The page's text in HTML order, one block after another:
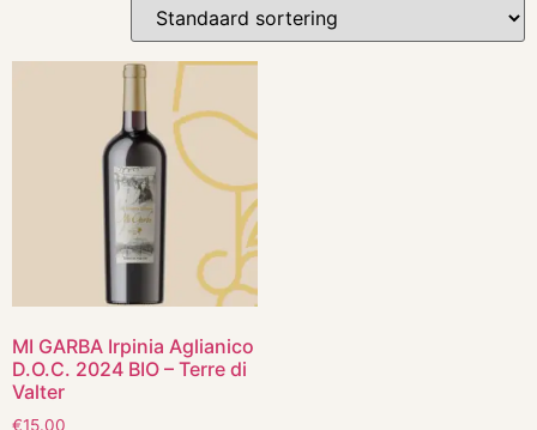
MI GARBA Irpinia Aglianico
D.O.C. 2024 BIO – Terre di
Valter
€15.00